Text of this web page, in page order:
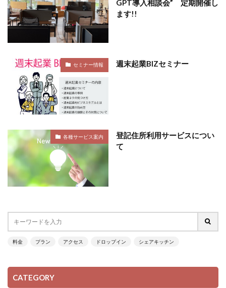
GPT導入相談会” 定期開催し
ます!!
セミナー情報 週末起業BIZセミナー
各種サービス案内
登記住所利用サービスについ
て
料金 プラン アクセス ドロップイン シェアキッチン
CATEGORY